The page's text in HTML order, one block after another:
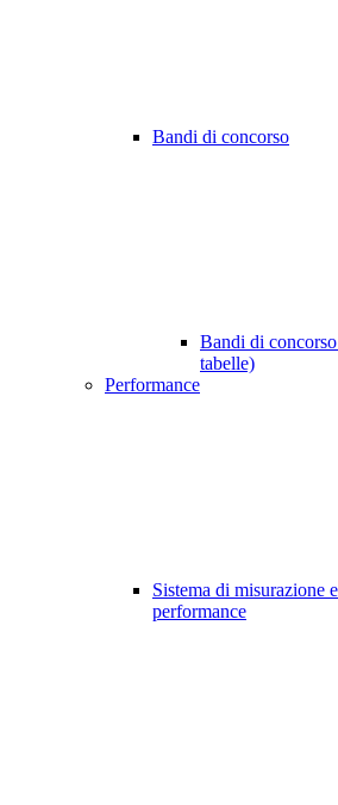
Bandi di concorso
Bandi di
tabelle)
Performance
Sistema di misurazione
performance